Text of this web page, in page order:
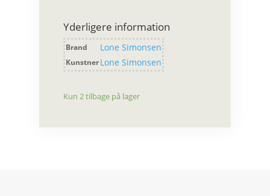
Yderligere information
Brand Lone Simonsen
KunstnerLone Simonsen
Kun 2 tilbage på lager